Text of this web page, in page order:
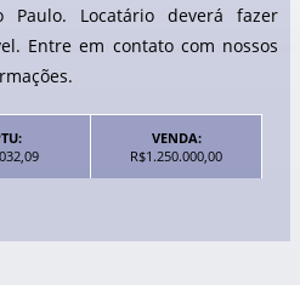
Paulo. Locatário deverá fazer
Entre em contato com nossos
VENDA:
R$1.250.000,00